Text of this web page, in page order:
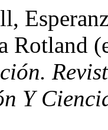
Rotland
Y